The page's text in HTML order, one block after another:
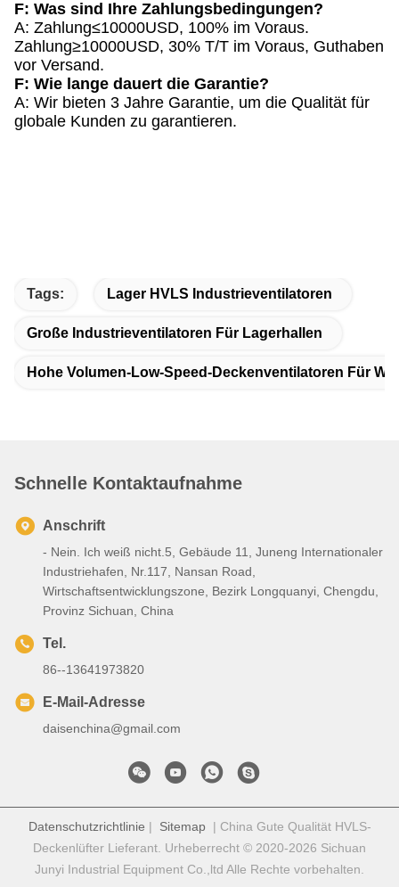
F: Was sind Ihre Zahlungsbedingungen?
A: Zahlung≤10000USD, 100% im Voraus.
Zahlung≥10000USD, 30% T/T im Voraus, Guthaben
vor Versand.
F: Wie lange dauert die Garantie?
A: Wir bieten 3 Jahre Garantie, um die Qualität für
globale Kunden zu garantieren.
Tags: Lager HVLS Industrieventilatoren
Große Industrieventilatoren Für Lagerhallen
Hohe Volumen-Low-Speed-Deckenventilatoren Für
Schnelle Kontaktaufnahme
Anschrift
- Nein. Ich weiß nicht.5, Gebäude 11, Juneng Internationaler
Industriehafen, Nr.117, Nansan Road,
Wirtschaftsentwicklungszone, Bezirk Longquanyi, Chengdu,
Provinz Sichuan, China
Tel.
86--13641973820
E-Mail-Adresse
daisenchina@gmail.com
Datenschutzrichtlinie | Sitemap| China Gute Qualität HVLS-
Deckenlüfter Lieferant. Urheberrecht © 2020-2026 Sichuan
Junyi Industrial Equipment Co.,ltd Alle Rechte vorbehalten.